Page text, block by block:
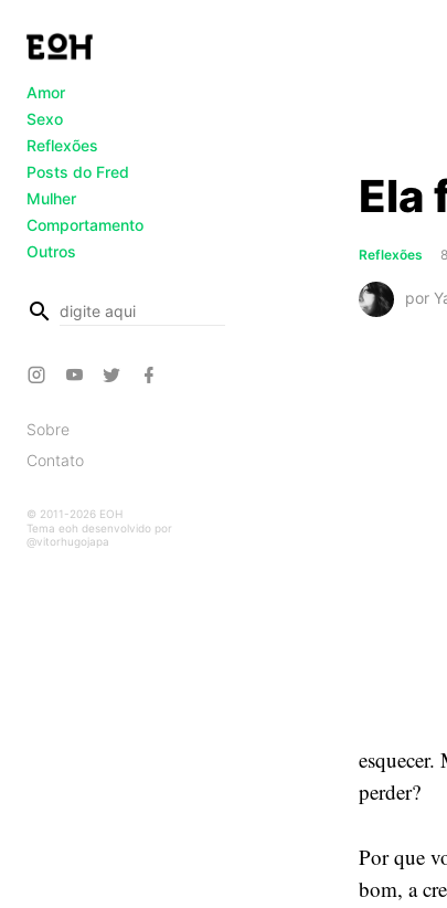
Amor
Sexo
Reflexões
Posts do Fred
Mulher
Comportamento
Outros
busca
Sobre
Contato
© 2011-2026 EOH
Tema eoh desenvolvido por
@vitorhugojapa
Ela
Reflexões
por
esquecer.
perder?
Por que
bom, a